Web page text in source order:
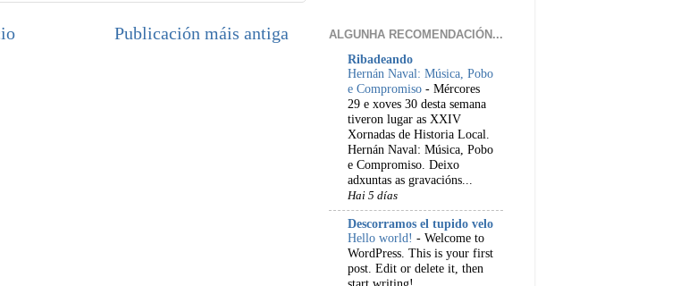
Publicación máis antiga ALGUNHA RECOMENDACIÓN...
Ribadeando
Hernán Naval: Música, Pobo
e Compromiso - Mércores
29 e xoves 30 desta semana
tiveron lugar as XXIV
Xornadas de Historia Local.
Hernán Naval: Música, Pobo
e Compromiso. Deixo
adxuntas as gravacións...
Hai 5 días
Descorramos el tupido velo
Hello world! - Welcome to
WordPress. This is your first
post. Edit or delete it, then